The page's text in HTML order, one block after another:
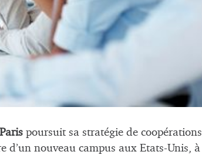
poursuit sa stratégie de coopérations
d’un nouveau campus aux Etats-Unis, à